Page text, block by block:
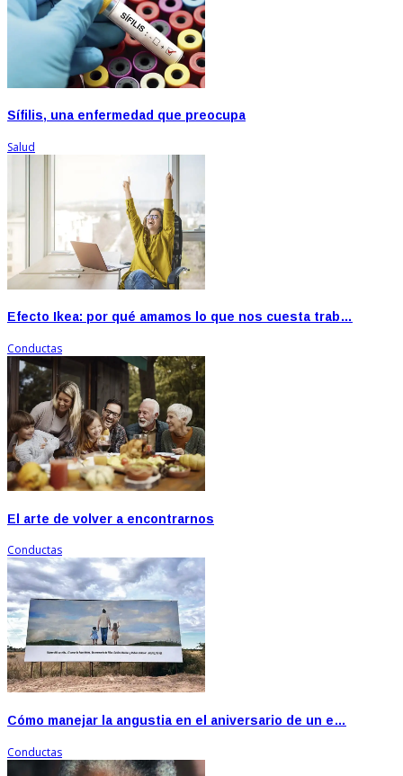
Sífilis, una enfermedad que preocupa
Salud
Efecto Ikea: por qué amamos lo que nos cuesta trab…
Conductas
El arte de volver a encontrarnos
Conductas
Cómo manejar la angustia en el aniversario de un e…
Conductas